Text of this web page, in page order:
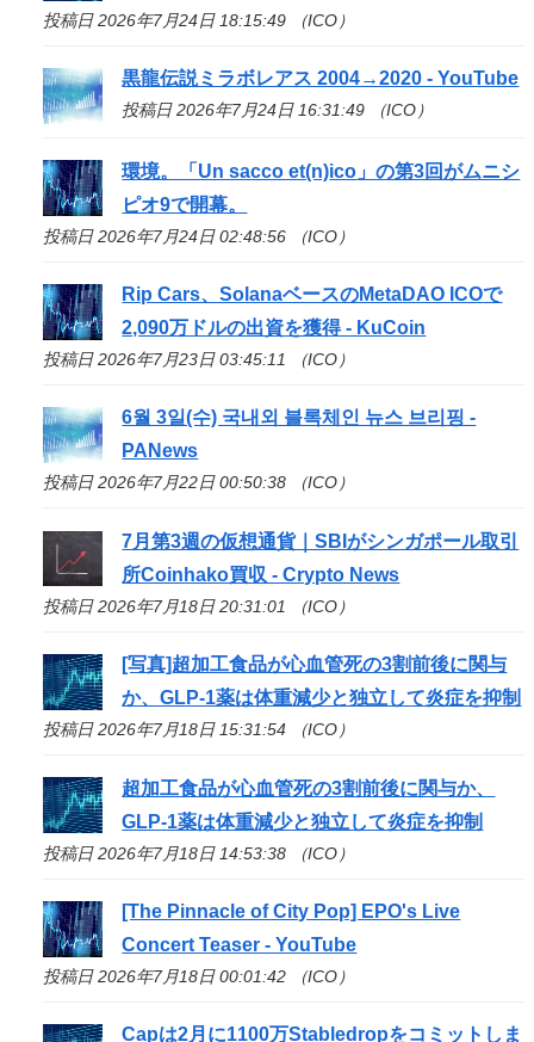
投稿日 2026年7月24日 18:15:49 （ICO）
黒龍伝説ミラボレアス 2004→2020 - YouTube
投稿日 2026年7月24日 16:31:49 （ICO）
環境。「Un sacco et(n)ico 」の第3回がムニシ
ピオ9で開幕。
投稿日 2026年7月24日 02:48:56 （ICO）
Rip Cars、SolanaベースのMetaDAO ICOで
2,090万ドルの出資を獲得 - KuCoin
投稿日 2026年7月23日 03:45:11 （ICO）
6월 3일(수) 국내외 블록체인 뉴스 브리핑 -
PANews
投稿日 2026年7月22日 00:50:38 （ICO）
7月第3週の仮想通貨｜SBIがシンガポール取引
所Coinhako買収 - Crypto News
投稿日 2026年7月18日 20:31:01 （ICO）
[写真]超加工食品が心血管死の3割前後に関与
か、GLP-1薬は体重減少と独立して炎症を抑制
投稿日 2026年7月18日 15:31:54 （ICO）
超加工食品が心血管死の3割前後に関与か、
GLP-1薬は体重減少と独立して炎症を抑制
投稿日 2026年7月18日 14:53:38 （ICO）
[The Pinnacle of City Pop] EPO's Live
Concert Teaser - YouTube
投稿日 2026年7月18日 00:01:42 （ICO）
Capは2月に1100万Stabledropをコミットしま